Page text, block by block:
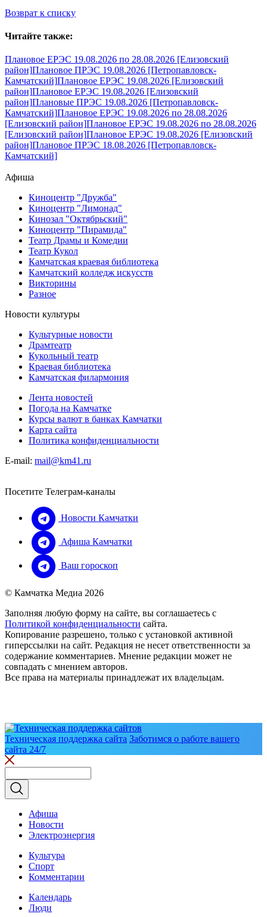
Возврат к списку
Читайте также:
Плановое ЕРЭС 19.08.2026 по 28.08.2026 [Елизовский
район]Плановое ПРЭС 19.08.2026 [Петропавловск-
Камчатский]Плановое ЕРЭС 19.08.2026 [Елизовский
район]Плановое ЕРЭС 19.08.2026 [Елизовский
район]Плановые ПРЭС 19.08.2026 [Петропавловск-
Камчатский]Плановое ЕРЭС 19.08.2026 по 28.08.2026
[Елизовский район]Плановое ЕРЭС 19.08.2026 по 28.08.2026
[Елизовский район]Плановое ЕРЭС 19.08.2026 [Елизовский
район]Плановое ПРЭС 18.08.2026 [Петропавловск-
Камчатский]
Афиша
Киноцентр "Дружба"
Киноцентр "Лимонад"
Кинозал "Октябрьский"
Киноцентр "Пирамида"
Театр Драмы и Комедии
Театр Кукол
Камчатская краевая библиотека
Камчатский колледж искусств
Викторины
Разное
Новости культуры
Культурные новости
Драмтеатр
Кукольный театр
Краевая библиотека
Камчатская филармония
Лента новостей
Погода на Камчатке
Курсы валют в банках Камчатки
Карта сайта
Политика конфиденциальности
E-mail: mail@km41.ru
Посетите Телеграм-каналы
Новости Камчатки
Афиша Камчатки
Ваш гороскоп
© Камчатка Медиа 2026
Заполняя любую форму на сайте, вы соглашаетесь с
Политикой конфиденциальности сайта.
Копирование разрешено, только с установкой активной
гиперссылки на сайт. Редакция не несет ответственности за
содержание комментариев. Мнение редакции может не
совпадать с мнением авторов.
Все права на материалы принадлежат их владельцам.
Техническая поддержка сайта Заботимся о работе вашего
сайта 24/7
Афиша
Новости
Электроэнергия
Культура
Спорт
Комментарии
Календарь
Люди